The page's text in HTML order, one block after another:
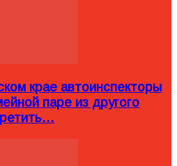
крае автоинспекторы
паре из другого